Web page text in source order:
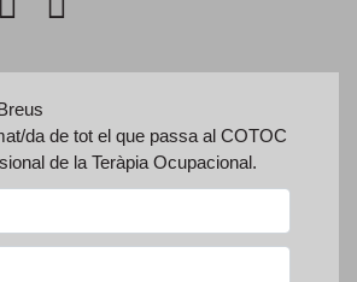
da de tot el que passa al COTOC
de la Teràpia Ocupacional.